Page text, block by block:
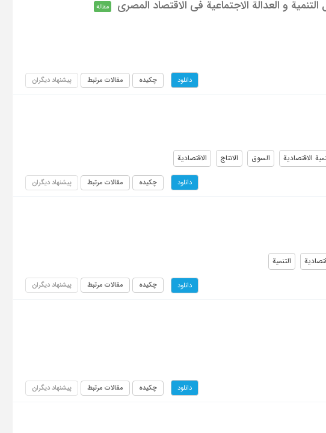
و العدالة الاجتماعیة فی الاقتصاد المصری مقاله
دانلود چکیده مقالات مرتبط پیشنهاد دیگران
الاقتصادیة السوق الانتاج الاقتصادیة
دانلود چکیده مقالات مرتبط پیشنهاد دیگران
التنمیة
دانلود چکیده مقالات مرتبط پیشنهاد دیگران
دانلود چکیده مقالات مرتبط پیشنهاد دیگران